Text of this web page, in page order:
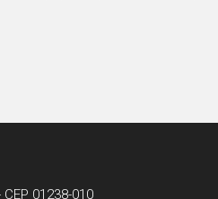
01238-010